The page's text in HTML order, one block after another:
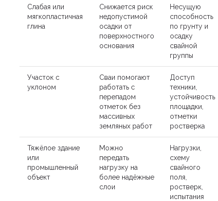
Слабая или
мягкопластичная
глина
Снижается риск
недопустимой
осадки от
поверхностного
основания
Несущую
способность
по грунту и
осадку
свайной
группы
Участок с
уклоном
Сваи помогают
работать с
перепадом
отметок без
массивных
земляных работ
Доступ
техники,
устойчивость
площадки,
отметки
ростверка
Тяжёлое здание
или
промышленный
объект
Можно
передать
нагрузку на
более надёжные
слои
Нагрузки,
схему
свайного
поля,
ростверк,
испытания